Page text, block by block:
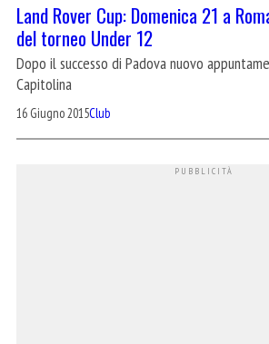
Land Rover Cup: Domenica 21 a
del torneo Under 12
Dopo il successo di Padova nuovo
Capitolina
16 Giugno 2015Club